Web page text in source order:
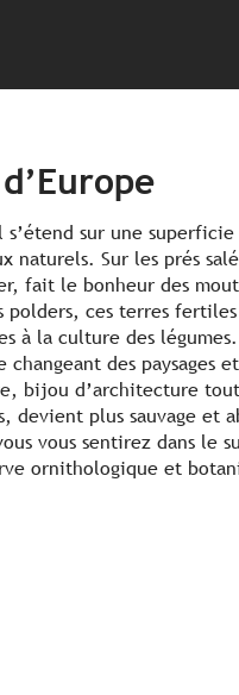
sur une superficie
Sur les prés
fait le bonheur des
ces terres
à la culture des légumes.
des paysages
bijou d’architecture
devient plus sauvage et
vous sentirez dans le
ornithologique et